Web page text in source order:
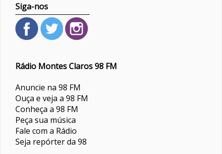
Siga-nos
Rádio Montes Claros 98 FM
Anuncie na 98 FM
Ouça e veja a 98 FM
Conheça a 98 FM
Peça sua música
Fale com a Rádio
Seja repórter da 98